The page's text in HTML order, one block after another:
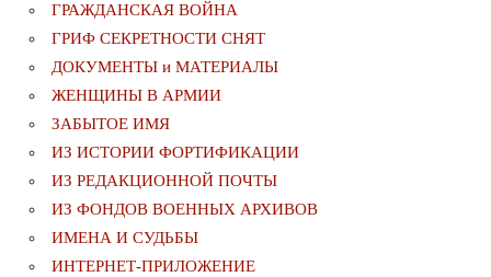
ГРАЖДАНСКАЯ ВОЙНА
ГРИФ СЕКРЕТНОСТИ СНЯТ
ДОКУМЕНТЫ и МАТЕРИАЛЫ
ЖЕНЩИНЫ В АРМИИ
ЗАБЫТОЕ ИМЯ
ИЗ ИСТОРИИ ФОРТИФИКАЦИИ
ИЗ РЕДАКЦИОННОЙ ПОЧТЫ
ИЗ ФОНДОВ ВОЕННЫХ АРХИВОВ
ИМЕНА И СУДЬБЫ
ИНТЕРНЕТ-ПРИЛОЖЕНИЕ